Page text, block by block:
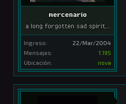
mercenario
a long forgotten sad spirit...
Ingreso:
22/Mar/2004
Mensajes:
1.195
Ubicación:
nova